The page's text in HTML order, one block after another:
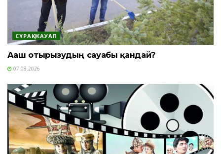
СҰРАҚ-ЖАУАП
Ағаш отырғызудың сауабы қандай?
07.08.2026